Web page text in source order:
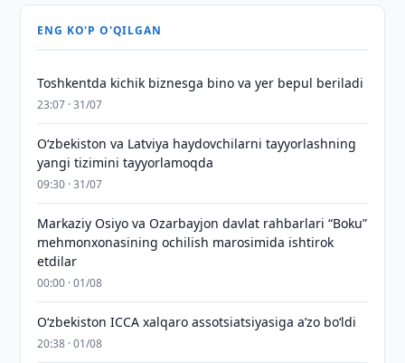
ENG KO'P O'QILGAN
Toshkentda kichik biznesga bino va yer bepul beriladi
23:07 · 31/07
Oʻzbekiston va Latviya haydovchilarni tayyorlashning
yangi tizimini tayyorlamoqda
09:30 · 31/07
Markaziy Osiyo va Ozarbayjon davlat rahbarlari “Boku”
mehmonxonasining ochilish marosimida ishtirok
etdilar
00:00 · 01/08
O‘zbekiston ICCA xalqaro assotsiatsiyasiga aʼzo bo‘ldi
20:38 · 01/08